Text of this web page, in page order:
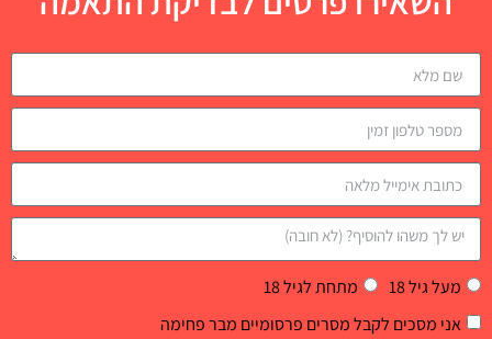
מעל גיל 18
מתחת לגיל 18
אני מסכים לקבל מסרים פרסומיים מבר פחימה